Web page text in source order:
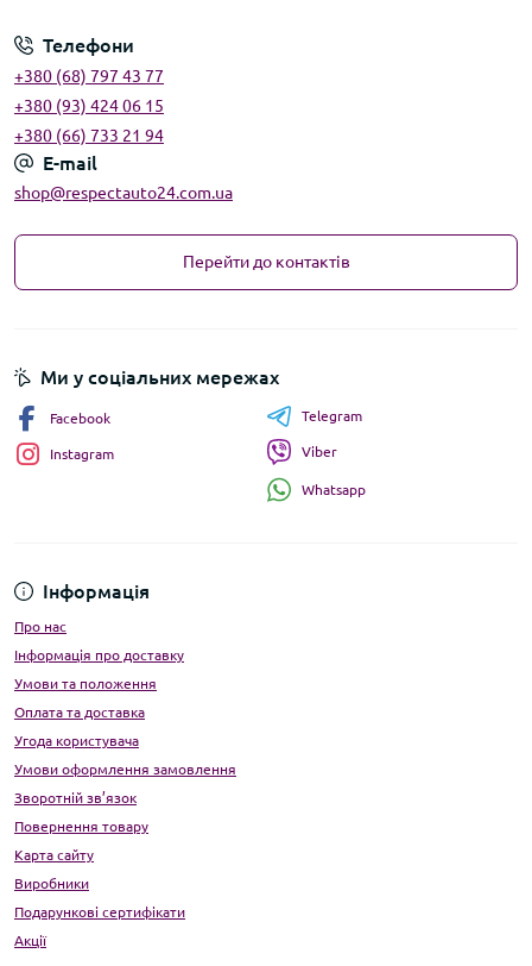
Телефони
+380 (68) 797 43 77
+380 (93) 424 06 15
+380 (66) 733 21 94
E-mail
shop@respectauto24.com.ua
Перейти до контактів
Інформація
Про нас
Інформація про доставку
Умови та положення
Оплата та доставка
Угода користувача
Умови оформлення замовлення
Зворотній зв’язок
Повернення товару
Карта сайту
Виробники
Подарункові сертифікати
Акції
Ми у соціальних мережах
Facebook
Instagram
Telegram
Viber
Whatsapp